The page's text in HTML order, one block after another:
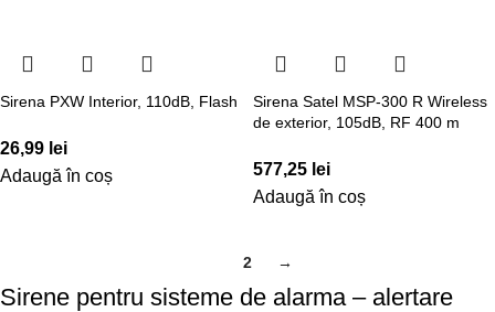
Sirena PXW Interior, 110dB, Flash
26,99 lei
Adaugă în coș
Sirena Satel MSP-300 R Wireless
de exterior, 105dB, RF 400 m
577,25 lei
Adaugă în coș
2 →
Sirene pentru sisteme de alarma – alertare